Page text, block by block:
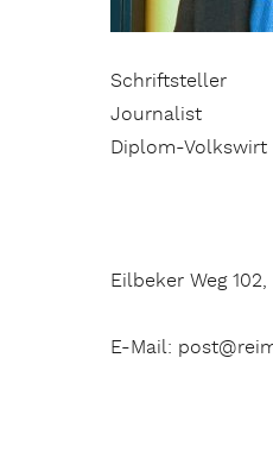
Schriftsteller
Journalist
Diplom-Volkswirt
Eilbeker Weg
E-Mail: